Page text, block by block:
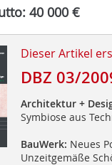
40 000 €
Dieser Artikel
DBZ 03/
Architektur +
Symbiose aus
BauWerk: Neues
Unzeitgemäße